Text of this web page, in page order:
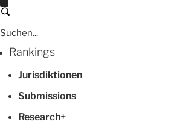
Suchen
Rankings
Jurisdiktionen
Submissions
Research+